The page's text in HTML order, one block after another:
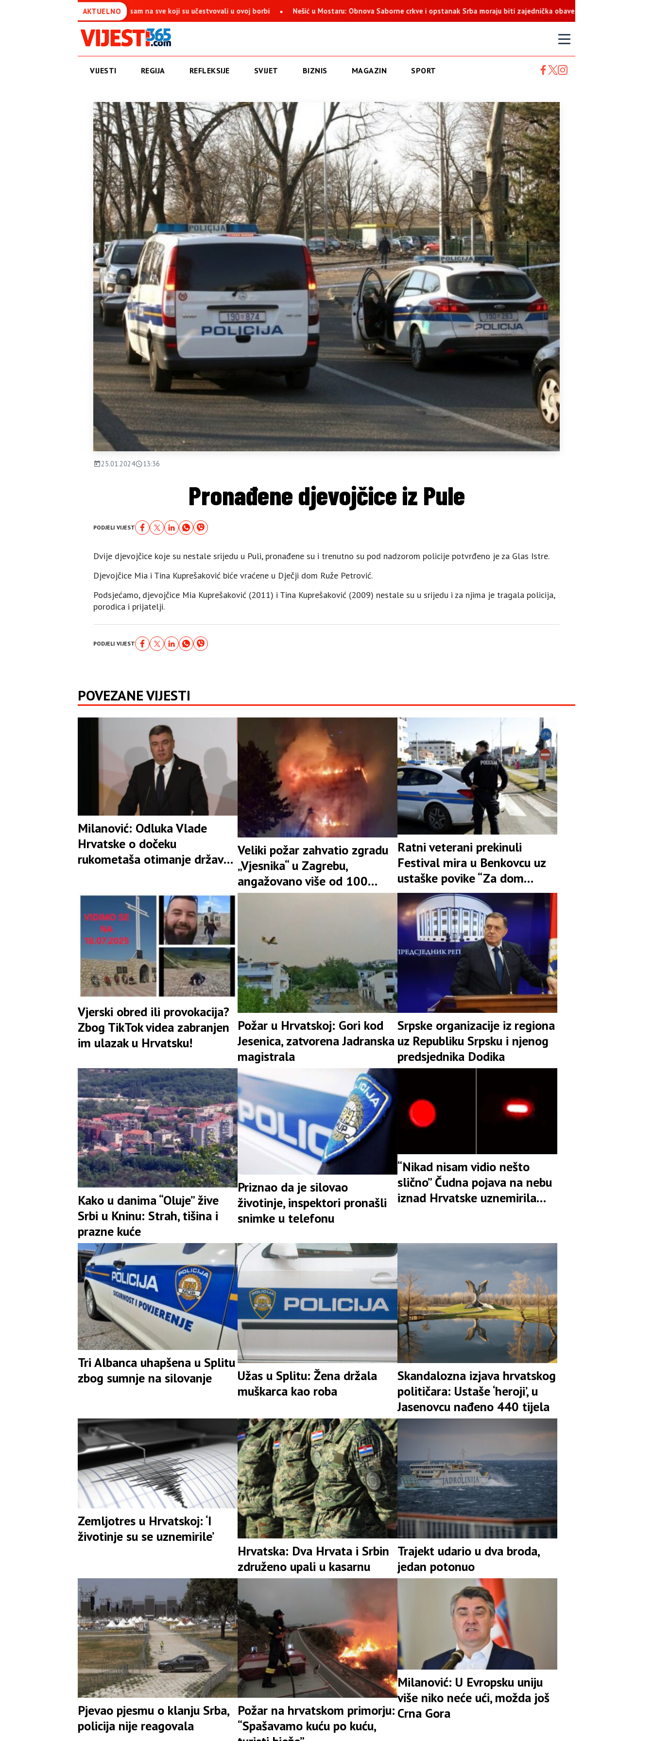
AKTUELNO
pobjede – Ponosan sam na sve koji su učestvovali u ovoj borbi Nešić u Mostaru: Obnova Saborne crkve i opstanak Srba moraju biti zajednička obaveza
VIJESTI REGIJA REFLEKSIJE SVIJET BIZNIS MAGAZIN SPORT
25.01.2024 13:36
Pronađene djevojčice iz Pule
PODJELI VIJEST
Dvije djevojčice koje su nestale srijedu u Puli, pronađene su i trenutno su pod nadzorom policije potvrđeno je za Glas Istre.
Djevojčice Mia i Tina Kuprešaković biće vraćene u Dječji dom Ruže Petrović.
Podsjećamo, djevojčice Mia Kuprešaković (2011) i Tina Kuprešaković (2009) nestale su u srijedu i za njima je tragala policija,
porodica i prijatelji.
PODJELI VIJEST
POVEZANE VIJESTI
Milanović: Odluka Vlade
Hrvatske o dočeku
rukometaša otimanje države i
Veliki požar zahvatio zgradu
„Vjesnika“ u Zagrebu,
angažovano više od 100
vatrogasaca(VIDEO)
Ratni veterani prekinuli
Festival mira u Benkovcu uz
ustaške povike “Za dom
spremni!”
Vjerski obred ili provokacija?
Zbog TikTok videa zabranjen
im ulazak u Hrvatsku!
Požar u Hrvatskoj: Gori kod
Jesenica, zatvorena Јadranska
magistrala
Srpske organizacije iz regiona
uz Republiku Srpsku i njenog
predsjednika Dodika
Kako u danima “Oluje” žive
Srbi u Kninu: Strah, tišina i
prazne kuće
Priznao da je silovao
životinje, inspektori pronašli
snimke u telefonu
“Nikad nisam vidio nešto
slično” Čudna pojava na nebu
iznad Hrvatske uznemirila
Tri Albanca uhapšena u Splitu
zbog sumnje na silovanje
Užas u Splitu: Žena držala
muškarca kao roba
Skandalozna izjava hrvatskog
političara: Ustaše ‘heroji’, u
Jasenovcu nađeno 440 tijela
Zemljotres u Hrvatskoj: ‘I
životinje su se uznemirile’
Hrvatska: Dva Hrvata i Srbin
združeno upali u kasarnu
Trajekt udario u dva broda,
jedan potonuo
Pjevao pjesmu o klanju Srba,
policija nije reagovala
Požar na hrvatskom primorju:
“Spašavamo kuću po kuću,
Milanović: U Evropsku uniju
više niko neće ući, možda još
Crna Gora